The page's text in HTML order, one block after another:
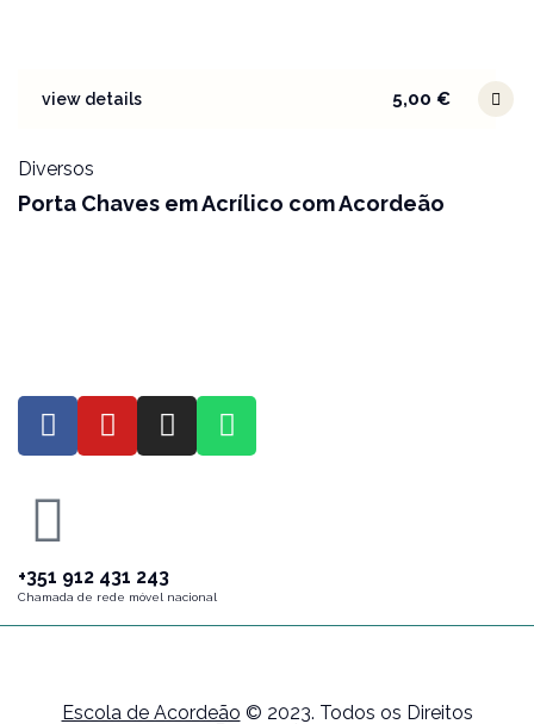
view details 5,00 €
Diversos
Porta Chaves em Acrílico com Acordeão
+351 912 431 243
Chamada de rede móvel nacional
Escola de Acordeão © 2023. Todos os Direitos